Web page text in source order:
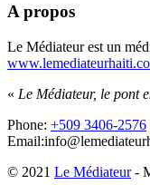
A propos
Le Médiateur est un
« Le Médiateur, le pont
Phone: +509 3406-2576
© 2021 Le Médiateur-